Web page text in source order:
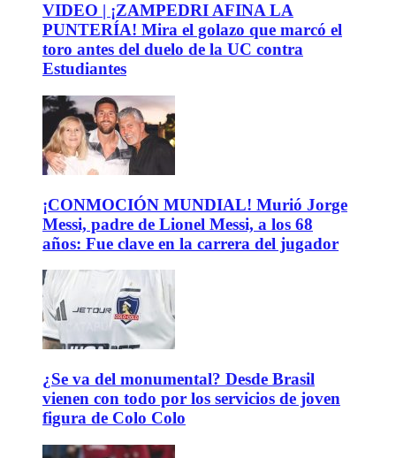
VIDEO | ¡ZAMPEDRI AFINA LA
PUNTERÍA! Mira el golazo que marcó el
toro antes del duelo de la UC contra
Estudiantes
¡CONMOCIÓN MUNDIAL! Murió Jorge
Messi, padre de Lionel Messi, a los 68
años: Fue clave en la carrera del jugador
¿Se va del monumental? Desde Brasil
vienen con todo por los servicios de joven
figura de Colo Colo